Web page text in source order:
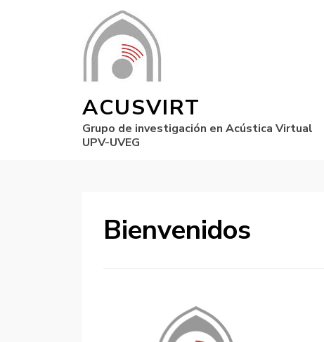
ACUSVIRT
Grupo de investigación en Acústica Virtual
UPV-UVEG
Bienvenidos